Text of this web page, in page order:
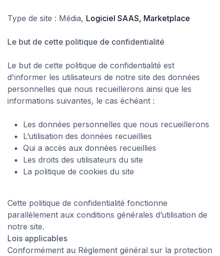
Type de site : Média, Logiciel SAAS, Marketplace
Le but de cette politique de confidentialité
Le but de cette politique de confidentialité est
d'informer les utilisateurs de notre site des données
personnelles que nous recueillerons ainsi que les
informations suivantes, le cas échéant :
Les données personnelles que nous recueillerons
L’utilisation des données recueillies
Qui a accès aux données recueillies
Les droits des utilisateurs du site
La politique de cookies du site
Cette politique de confidentialité fonctionne
parallèlement aux conditions générales d’utilisation de
notre site.
Lois applicables
Conformément au Règlement général sur la protection